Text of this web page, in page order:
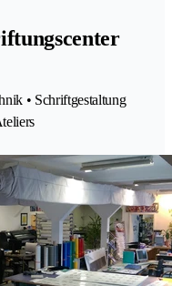
• Schriftgestaltung